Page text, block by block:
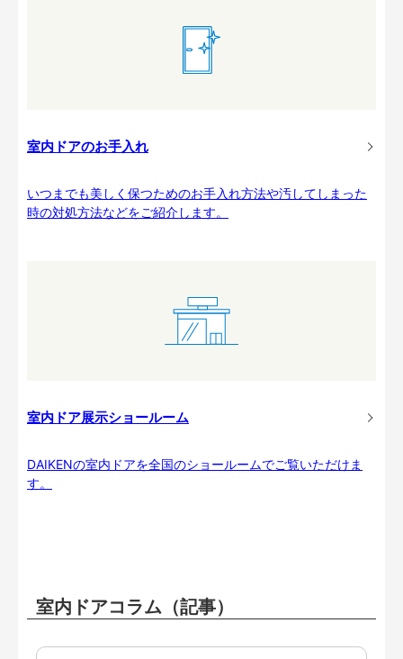
室内ドアのお手入れ
いつまでも美しく保つためのお手入れ方法や汚してしまった
時の対処方法などをご紹介します。
室内ドア展示ショールーム
DAIKENの室内ドアを全国のショールームでご覧いただけま
す。
室内ドアコラム（記事）